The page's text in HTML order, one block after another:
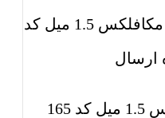
شرایط خرید کفپوش مکافلکس 1.5 میل کد
خرید کفپوش مکافلکس 1.5 میل کد 165